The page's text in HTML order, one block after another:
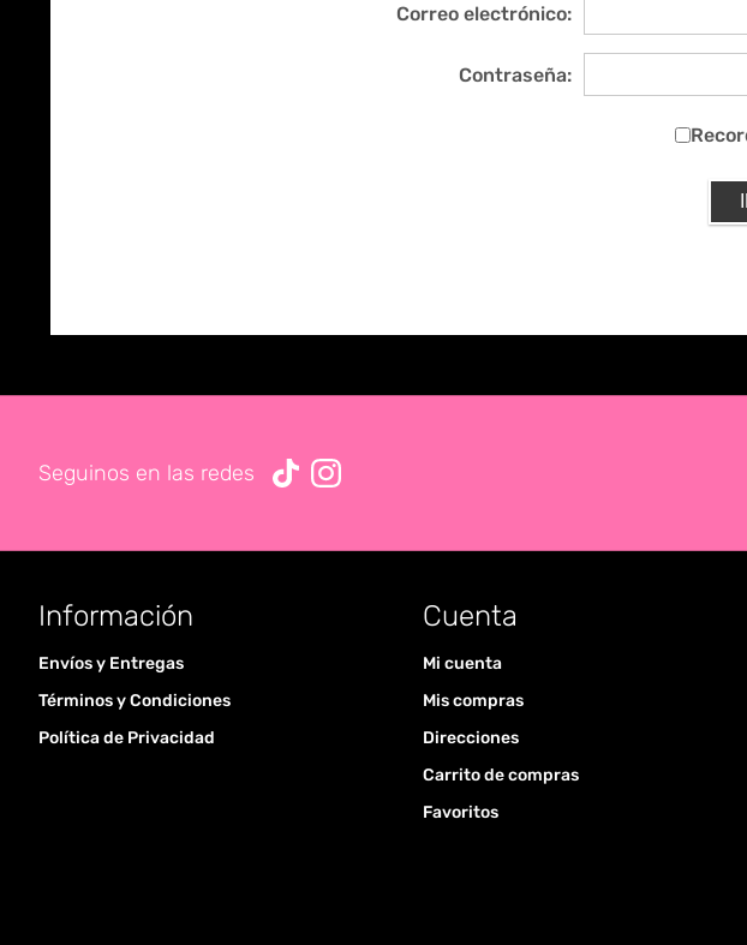
Correo electrónico:
Contraseña:
Seguinos en las redes
Información
Envíos y Entregas
Términos y Condiciones
Política de Privacidad
Cuenta
Mi cuenta
Mis compras
Direcciones
Carrito de compras
Favoritos